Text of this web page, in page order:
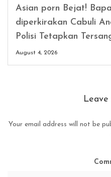
Asian porn Bejat!
diperkirakan Cabuli
Polisi Tetapkan
August 4, 2026
Leave
Your email address will not be